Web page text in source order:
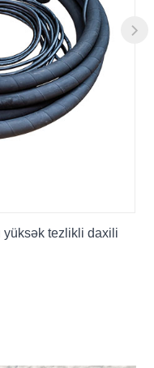
yüksək tezlikli daxili